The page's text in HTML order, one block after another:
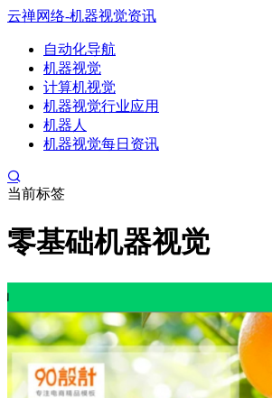
云禅网络-机器视觉资讯
自动化导航
机器视觉
计算机视觉
机器视觉行业应用
机器人
机器视觉每日资讯
当前标签
零基础机器视觉